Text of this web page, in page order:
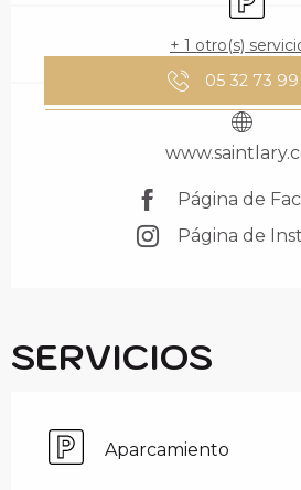
+ 1 otro(s)
05 32 73 99
Página de
Página de
SERVICIOS
Aparcamiento